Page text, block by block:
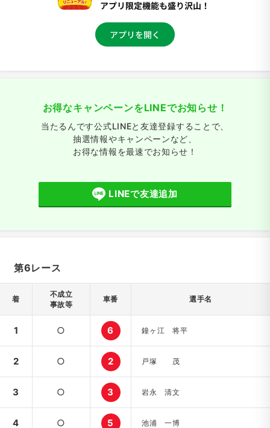
お得なキャンペーンをLINEでお知らせ！
当たるんです公式LINEと友達登録することで、
抽選情報やキャンペーンなど、
お得な情報を最速でお知らせ！
LINEで友達追加
第6レース
着
不成立
事故等
車番 選手名
1 ○ 6 鐘ヶ江 将平
2 ○ 2 戸塚 茂
3 ○ 3 岩永 清文
4 ○ 5 池浦 一博